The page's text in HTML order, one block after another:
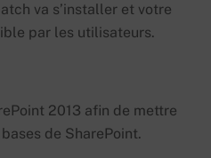
va s’installer et votre
par les utilisateurs.
2013 afin de mettre
de SharePoint.